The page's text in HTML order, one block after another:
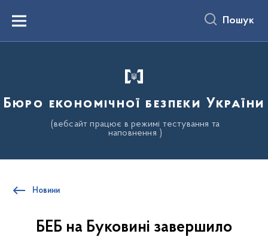
вмістуMenu Пошук
Бюро економічної безпеки України
(вебсайт працює в режимі тестування та
наповнення )
Новини
БЕБ на Буковині завершило